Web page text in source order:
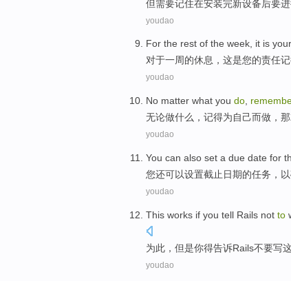
但需要记住在安装完新设备后要
youdao
For the rest of the week, it is your
对于一周的休息 ， 这是您的责任
youdao
No matter what you do
无论做什么 ， 记得为自己而做， 那
youdao
You can also set a due date for
您还可以设置截止 日期的任务 ， 以
youdao
This works if you tell Rails not to
为此 ， 但是你得告诉Rails不要写
youdao